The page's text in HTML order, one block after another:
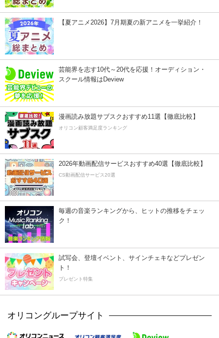
【夏アニメ2026】7月期夏の新アニメを一挙紹介！
芸能界を志す10代～20代を応援！オーディション・
スクール情報はDeview
漫画読み放題サブスクおすすめ11選【徹底比較】
オリコン顧客満足度ランキング
2026年動画配信サービスおすすめ40選【徹底比較】
CS動画配信サービス20選
毎週の音楽ランキングから、ヒットの推移をチェッ
ク！
試写会、登壇イベント、サインチェキなどプレゼン
ト！
プレゼント特集
オリコングループサイト